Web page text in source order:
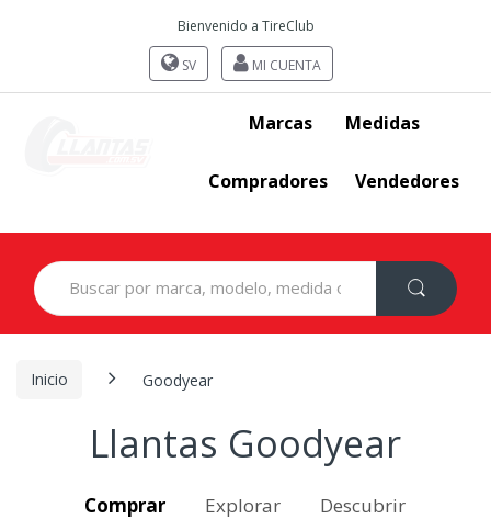
Bienvenido a TireClub
SV MI CUENTA
Marcas Medidas
Compradores Vendedores
Search
for:
Inicio Goodyear
Llantas Goodyear
Comprar Explorar Descubrir